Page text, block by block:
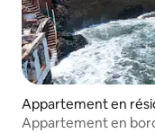
Appartement en
vador
Appartement en